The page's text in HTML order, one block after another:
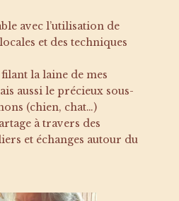
avec l’utilisation de
et des techniques
la laine de mes
aussi le précieux sous-
(chien, chat…)
à travers des
et échanges autour du